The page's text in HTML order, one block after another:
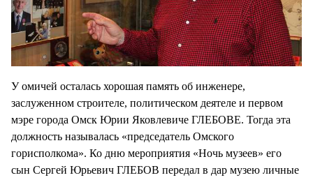
У омичей осталась хорошая память об инженере,
заслуженном строителе, политическом деятеле и первом
мэре города Омск Юрии Яковлевиче ГЛЕБОВЕ. Тогда эта
должность называлась «председатель Омского
горисполкома». Ко дню мероприятия «Ночь музеев» его
сын Сергей Юрьевич ГЛЕБОВ передал в дар музею личные